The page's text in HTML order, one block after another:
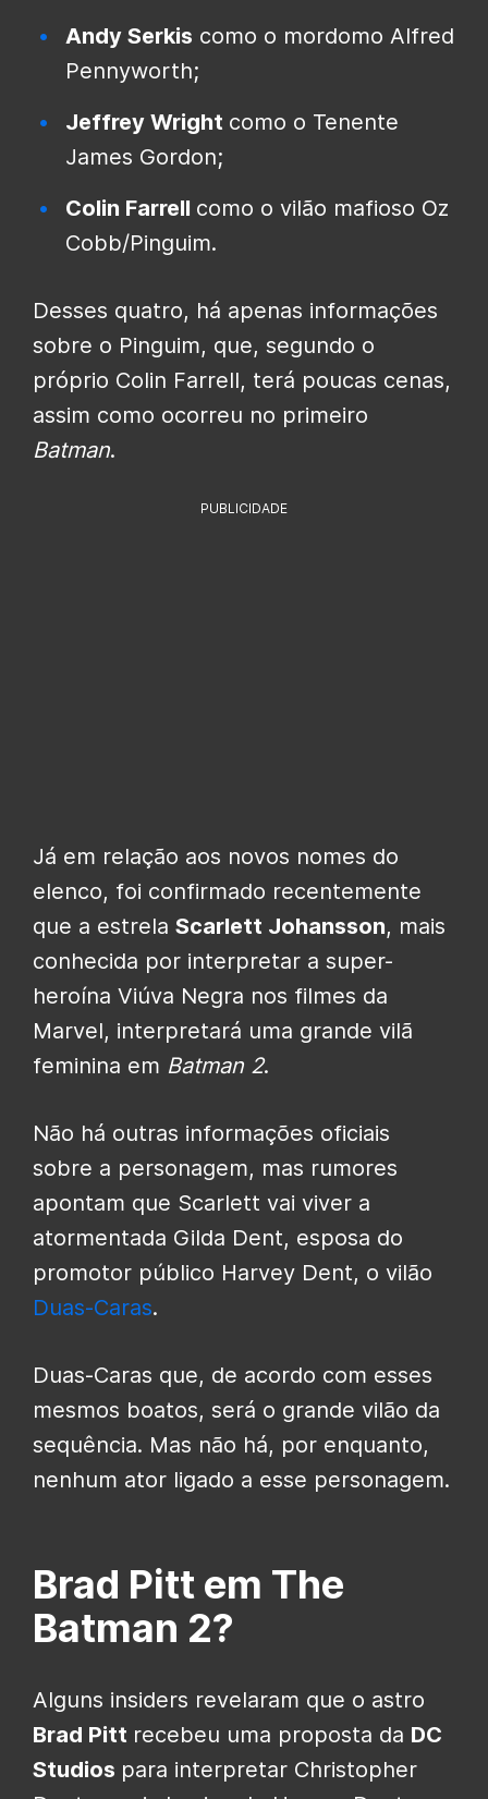
Andy Serkis como o mordomo Alfred
Pennyworth;
Jeffrey Wright como o Tenente
James Gordon;
Colin Farrell como o vilão mafioso Oz
Cobb/Pinguim.
Desses quatro, há apenas informações
sobre o Pinguim, que, segundo o
próprio Colin Farrell, terá poucas cenas,
assim como ocorreu no primeiro
Batman.
PUBLICIDADE
Já em relação aos novos nomes do
elenco, foi confirmado recentemente
que a estrela Scarlett Johansson, mais
conhecida por interpretar a super-
heroína Viúva Negra nos filmes da
Marvel, interpretará uma grande vilã
feminina em Batman 2.
Não há outras informações oficiais
sobre a personagem, mas rumores
apontam que Scarlett vai viver a
atormentada Gilda Dent, esposa do
promotor público Harvey Dent, o vilão
Duas-Caras.
Duas-Caras que, de acordo com esses
mesmos boatos, será o grande vilão da
sequência. Mas não há, por enquanto,
nenhum ator ligado a esse personagem.
Brad Pitt em The
Batman 2?
Alguns insiders revelaram que o astro
Brad Pitt recebeu uma proposta da DC
Studios para interpretar Christopher